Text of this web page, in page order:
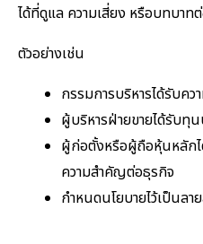
ได้ที่ดูแล ความเสี่ยง หรือบทบาท
ตัวอย่างเช่น
กรรมการบริหารได้รับค
ผู้บริหารฝ่ายขายได้รับทุ
ผู้ก่อตั้งหรือผู้ถือหุ้นหลัก
ความสำคัญต่อธุรกิจ
กำหนดนโยบายไว้เป็นล